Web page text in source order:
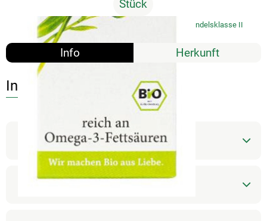
Stück
#9021 3,50 €/ Stück Handelsklasse II
Info Herkunft
Info
Produktinformationen